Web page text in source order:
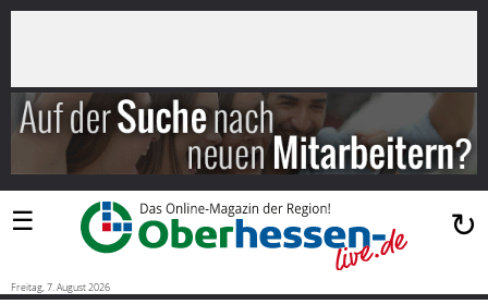
Suchen
Startseite
Blaulicht
Sport
Politik
×
☰ ↻
Freitag, 7. August 2026